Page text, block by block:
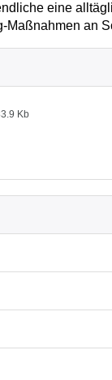
eine
Maßnahmen an
Kb